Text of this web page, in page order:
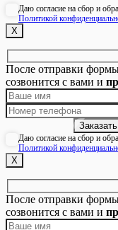
Даю согласие на сбор и
Политикой
Х
После отправки
созвонится с вами и
Даю согласие на сбор и
Политикой
Х
После отправки
созвонится с вами и